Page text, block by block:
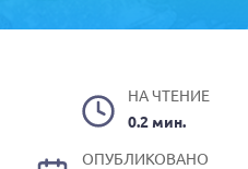
НА ЧТЕНИЕ
0.2 мин.
ОПУБЛИКОВАНО